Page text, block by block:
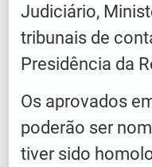
Judiciário,
tribunais de
Presidência da
Os aprovados
poderão ser
tiver sido